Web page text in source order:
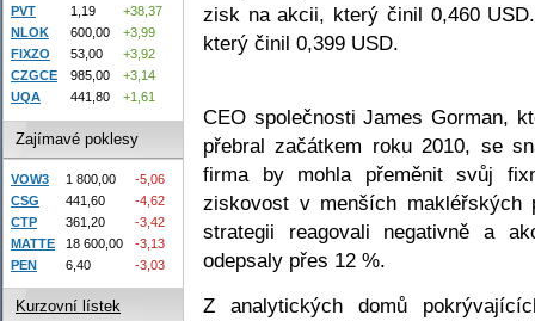
zisk na akcii, který činil 0,460
který činil 0,399 USD.
CEO společnosti James Gorman,
přebral začátkem roku 2010, se
firma by mohla přeměnit svůj
ziskovost v menších makléřských
strategii reagovali negativně a
odepsaly přes 12 %.
Z analytických domů
PVT 1,19
+38,37
NLOK
600,00
+3,99
FIXZO
53,00
+3,92
CZGCE
985,00
+3,14
UQA
441,80 +1,61
Zajímavé poklesy
VOW3 1 800,00
-5,06
CSG
441,60
-4,62
CTP
361,20
-3,42
MATTE
18 600,00
-3,13
PEN
6,40 -3,03
Kurzovní lístek